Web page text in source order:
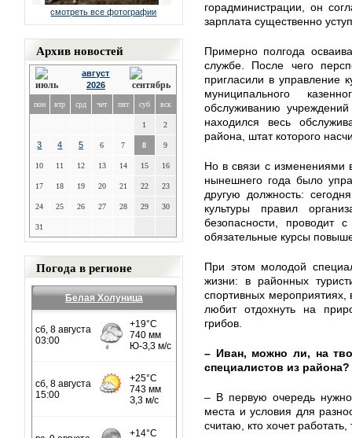
смотреть все фотографии
Архив новостей
август
2026
пон втр срд чет пят суб вск
1 2
3 4 5 6 7 8 9
10 11 12 13 14 15 16
17 18 19 20 21 22 23
24 25 26 27 28 29 30
31
Погода в регионе
Белая Холуница
горадминистрации, он
зарплата существенно
Примерно полгода
службе. После чего
пригласили в управление
муниципального
обслуживанию
находился весь
района, штат которого
Но в связи с изменениями
нынешнего года было
другую должность:
культуры правил
безопасности, проводит с
обязательные курсы
При этом молодой
жизни: в районных
спортивных мероприятиях,
любит отдохнуть на
грибов.
– Иван, можно ли, на
специалистов из района?
– В первую очередь
места и условия для
считаю, кто хочет